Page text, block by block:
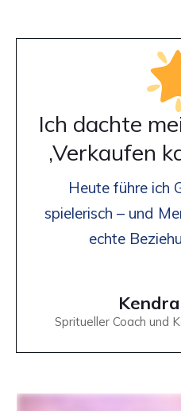
Ich dachte
‚Verkaufen
Heute führe ich
spielerisch – und
echte
Spritueller Coach und